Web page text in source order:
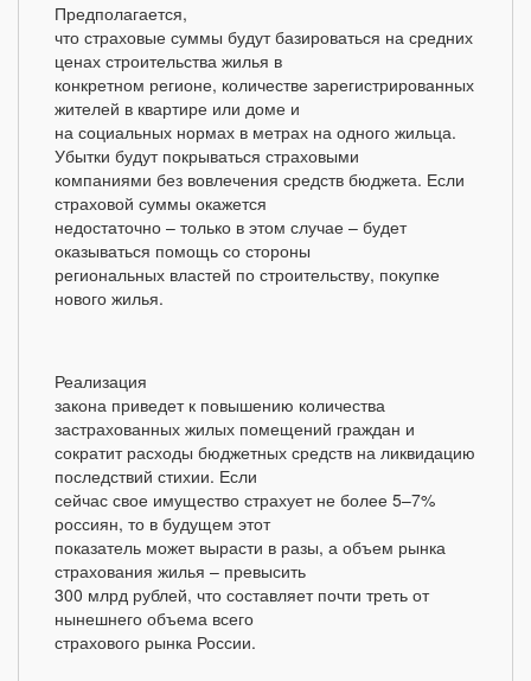
Предполагается,
что страховые суммы будут базироваться на средних
ценах строительства жилья в
конкретном регионе, количестве зарегистрированных
жителей в квартире или доме и
на социальных нормах в метрах на одного жильца.
Убытки будут покрываться страховыми
компаниями без вовлечения средств бюджета. Если
страховой суммы окажется
недостаточно – только в этом случае – будет
оказываться помощь со стороны
региональных властей по строительству, покупке
нового жилья.
Реализация
закона приведет к повышению количества
застрахованных жилых помещений граждан и
сократит расходы бюджетных средств на ликвидацию
последствий стихии. Если
сейчас свое имущество страхует не более 5–7%
россиян, то в будущем этот
показатель может вырасти в разы, а объем рынка
страхования жилья – превысить
300 млрд рублей, что составляет почти треть от
нынешнего объема всего
страхового рынка России.